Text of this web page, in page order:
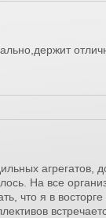
агрегатов,
На все
что я в